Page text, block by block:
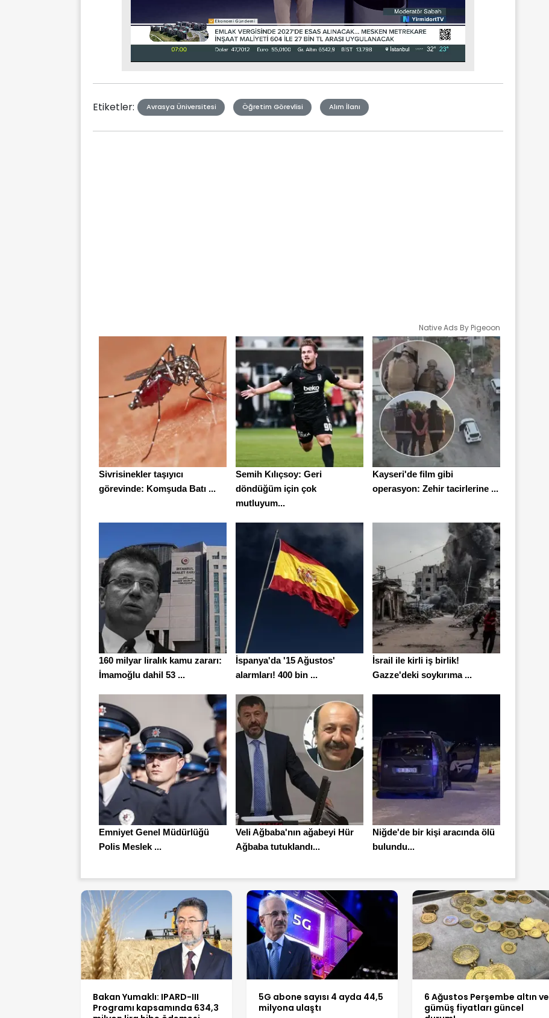
Stream
Etiketler: Avrasya Üniversitesi Öğretim Görevlisi Alım İlanı
Native Ads By Pigeoon
Sivrisinekler taşıyıcı
görevinde: Komşuda Batı ...
Semih Kılıçsoy: Geri
döndüğüm için çok
mutluyum...
Kayseri'de film gibi
operasyon: Zehir tacirlerine ...
160 milyar liralık kamu zararı:
İmamoğlu dahil 53 ...
İspanya'da '15 Ağustos'
alarmları! 400 bin ...
İsrail ile kirli iş birlik!
Gazze'deki soykırıma ...
Emniyet Genel Müdürlüğü
Polis Meslek ...
Veli Ağbaba'nın ağabeyi Hür
Ağbaba tutuklandı...
Niğde'de bir kişi aracında ölü
bulundu...
Bakan Yumaklı: IPARD-III
Programı kapsamında 634,3
5G abone sayısı 4 ayda 44,5
milyona ulaştı
6 Ağustos Perşembe altın ve
gümüş fiyatları güncel